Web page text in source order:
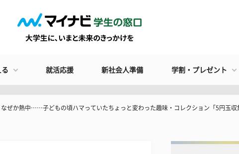
る 就活応援 新社会人準備 学割・プレゼント
なぜか熱中……子どもの頃ハマっていたちょっと変わった趣味・コレクション「5円玉収